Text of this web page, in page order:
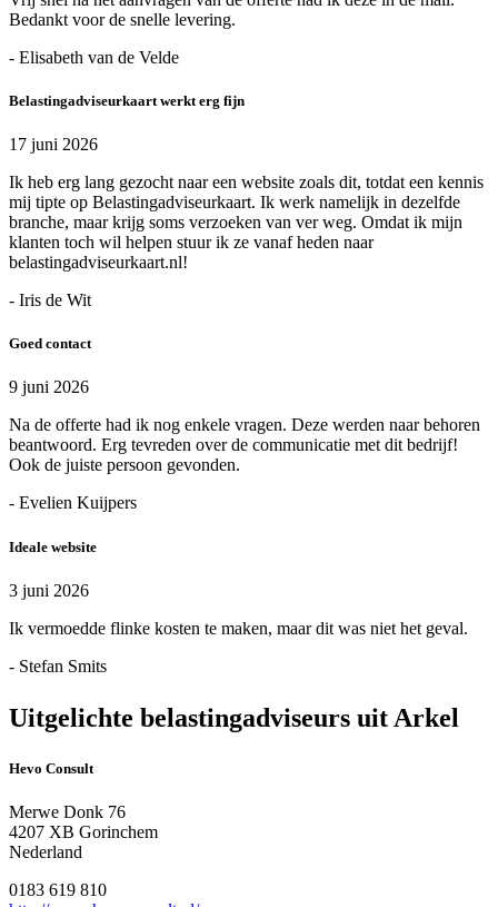
Bedankt voor de snelle levering.
- Elisabeth van de Velde
Belastingadviseurkaart werkt erg fijn
17 juni 2026
Ik heb erg lang gezocht naar een website zoals dit, totdat een kennis
mij tipte op Belastingadviseurkaart. Ik werk namelijk in dezelfde
branche, maar krijg soms verzoeken van ver weg. Omdat ik mijn
klanten toch wil helpen stuur ik ze vanaf heden naar
belastingadviseurkaart.nl!
- Iris de Wit
Goed contact
9 juni 2026
Na de offerte had ik nog enkele vragen. Deze werden naar behoren
beantwoord. Erg tevreden over de communicatie met dit bedrijf!
Ook de juiste persoon gevonden.
- Evelien Kuijpers
Ideale website
3 juni 2026
Ik vermoedde flinke kosten te maken, maar dit was niet het geval.
- Stefan Smits
Uitgelichte belastingadviseurs uit Arkel
Hevo Consult
Merwe Donk 76
4207 XB Gorinchem
Nederland
0183 619 810